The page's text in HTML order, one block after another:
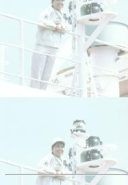
今週の「内航海運新聞